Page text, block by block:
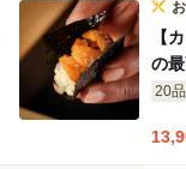
【
の
20品